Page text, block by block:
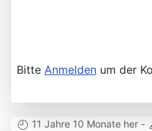
Bitte Anmelden um der
11 Jahre 10 Monate her -